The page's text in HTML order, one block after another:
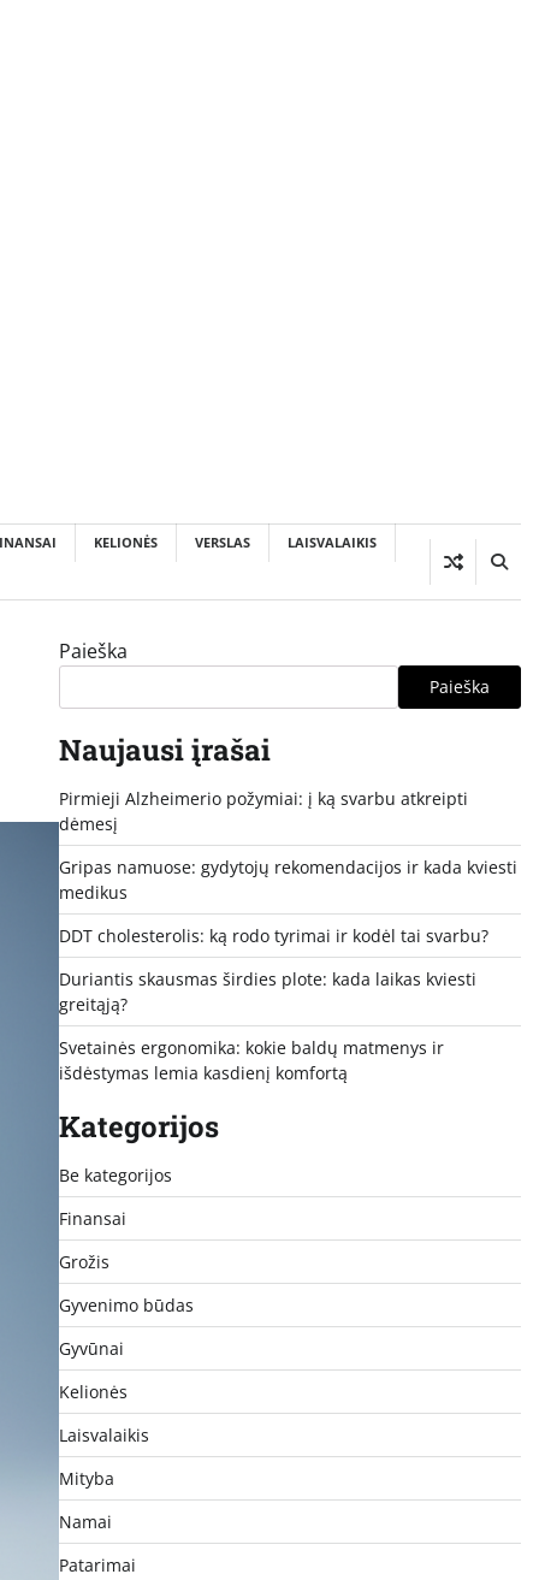
KELIONĖS VERSLAS LAISVALAIKIS
Paieška
Paieška
Naujausi įrašai
Pirmieji Alzheimerio požymiai: į ką svarbu atkreipti
dėmesį
Gripas namuose: gydytojų rekomendacijos ir kada kviesti
medikus
DDT cholesterolis: ką rodo tyrimai ir kodėl tai svarbu?
Duriantis skausmas širdies plote: kada laikas kviesti
greitąją?
Svetainės ergonomika: kokie baldų matmenys ir
išdėstymas lemia kasdienį komfortą
Kategorijos
Be kategorijos
Finansai
Grožis
Gyvenimo būdas
Gyvūnai
Kelionės
Laisvalaikis
Mityba
Namai
Patarimai